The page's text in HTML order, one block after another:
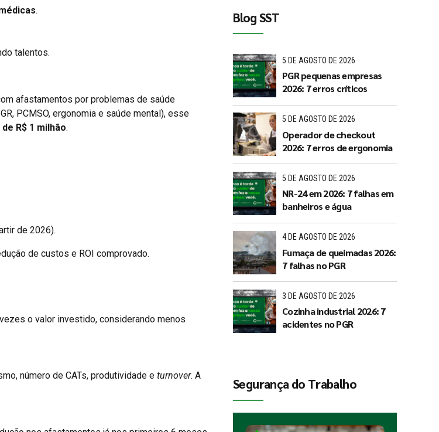
.
talentos.
afastamentos por problemas de saúde
PCMSO, ergonomia e saúde mental), esse
R$ 1 milhão.
de 2026).
de custos e ROI comprovado.
o valor investido, considerando menos
número de CATs, produtividade e turnover. A
Blog SST
5 DE AGOSTO DE 2026
PGR pequenas empresas
2026: 7 erros críticos
5 DE AGOSTO DE 2026
Operador de checkout
2026: 7 erros de ergonomia
5 DE AGOSTO DE 2026
NR-24 em 2026: 7 falhas em
banheiros e água
4 DE AGOSTO DE 2026
Fumaça de queimadas 2026:
7 falhas no PGR
3 DE AGOSTO DE 2026
Cozinha industrial 2026: 7
acidentes no PGR
Segurança do Trabalho